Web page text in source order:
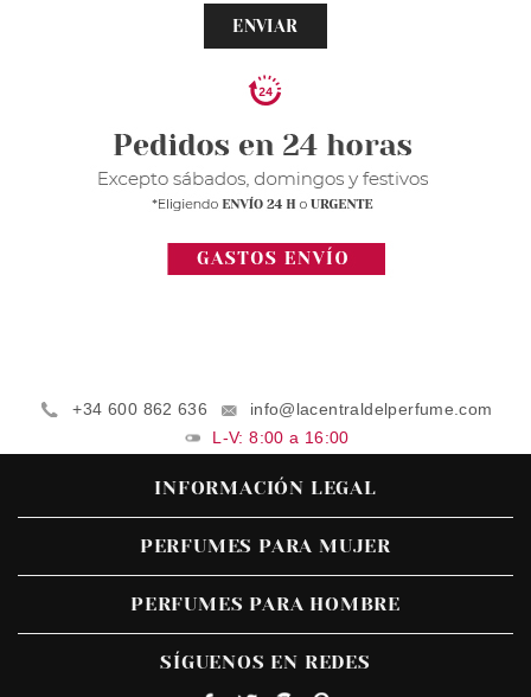
ENVIAR
+34 600 862 636
info@lacentraldelperfume.com
L-V: 8:00 a 16:00
INFORMACIÓN LEGAL
PERFUMES PARA MUJER
PERFUMES PARA HOMBRE
SÍGUENOS EN REDES